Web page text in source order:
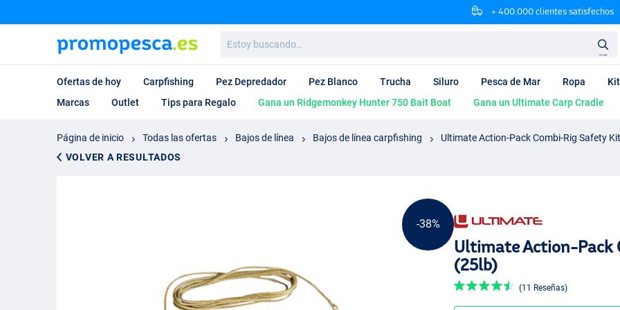
+ 400.000 clientes satisfechos
buscando…
en
Ofertas de hoy Carpfishing Pez Depredador Pez Blanco Trucha Siluro Pesca de Mar Ropa
Marcas
Outlet Tips para Regalo Gana un Ridgemonkey Hunter 750 Bait Boat Gana un Ultimate Carp Cradle
Página de inicio Todas las ofertas Bajos de línea Bajos de línea carpfishing
Ultimate Action-Pack Combi-Rig Safety
VOLVER A RESULTADOS
-38%
Ultimate Action-Pack
(25lb)
(11 Reseñas)